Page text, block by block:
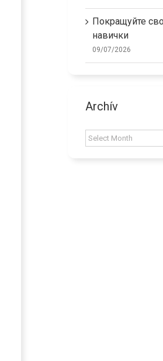
Покращуйте
навички
09/07/2026
Archív
Archív